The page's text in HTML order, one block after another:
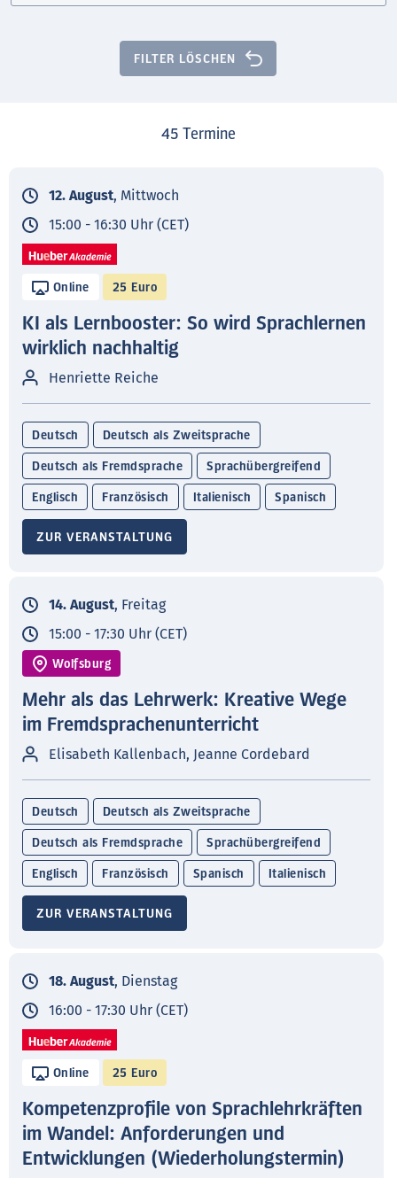
FILTER LÖSCHEN
45 Termine
12. August, Mittwoch
15:00 - 16:30 Uhr (CET)
Online 25 Euro
KI als Lernbooster: So wird Sprachlernen
wirklich nachhaltig
Henriette Reiche
Deutsch Deutsch als Zweitsprache
Deutsch als Fremdsprache Sprachübergreifend
Englisch Französisch Italienisch Spanisch
ZUR VERANSTALTUNG
14. August, Freitag
15:00 - 17:30 Uhr (CET)
Wolfsburg
Mehr als das Lehrwerk: Kreative Wege
im Fremdsprachenunterricht
Elisabeth Kallenbach, Jeanne Cordebard
Deutsch Deutsch als Zweitsprache
Deutsch als Fremdsprache Sprachübergreifend
Englisch Französisch Spanisch Italienisch
ZUR VERANSTALTUNG
18. August, Dienstag
16:00 - 17:30 Uhr (CET)
Online 25 Euro
Kompetenzprofile von Sprachlehrkräften
im Wandel: Anforderungen und
Entwicklungen (Wiederholungstermin)